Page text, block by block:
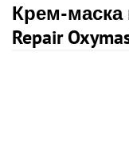
Крем-маска
Repair